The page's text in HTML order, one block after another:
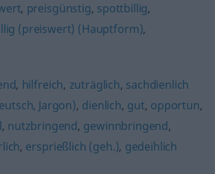
, preisgünstig, spottbillig,
(preiswert) (Hauptform),
, hilfreich, zuträglich, sachdienlich
Jargon), dienlich, gut, opportun,
, nutzbringend, gewinnbringend,
, ersprießlich (geh.), gedeihlich